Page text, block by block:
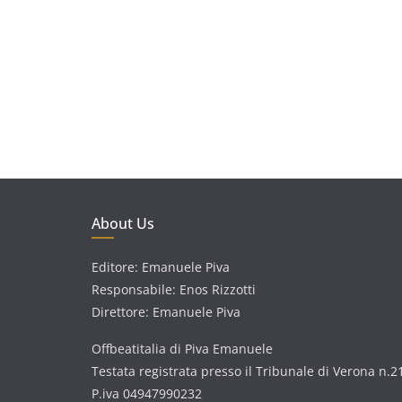
About Us
Editore: Emanuele Piva
Responsabile: Enos Rizzotti
Direttore: Emanuele Piva
Offbeatitalia di Piva Emanuele
Testata registrata presso il Tribunale di Verona
P.iva 04947990232